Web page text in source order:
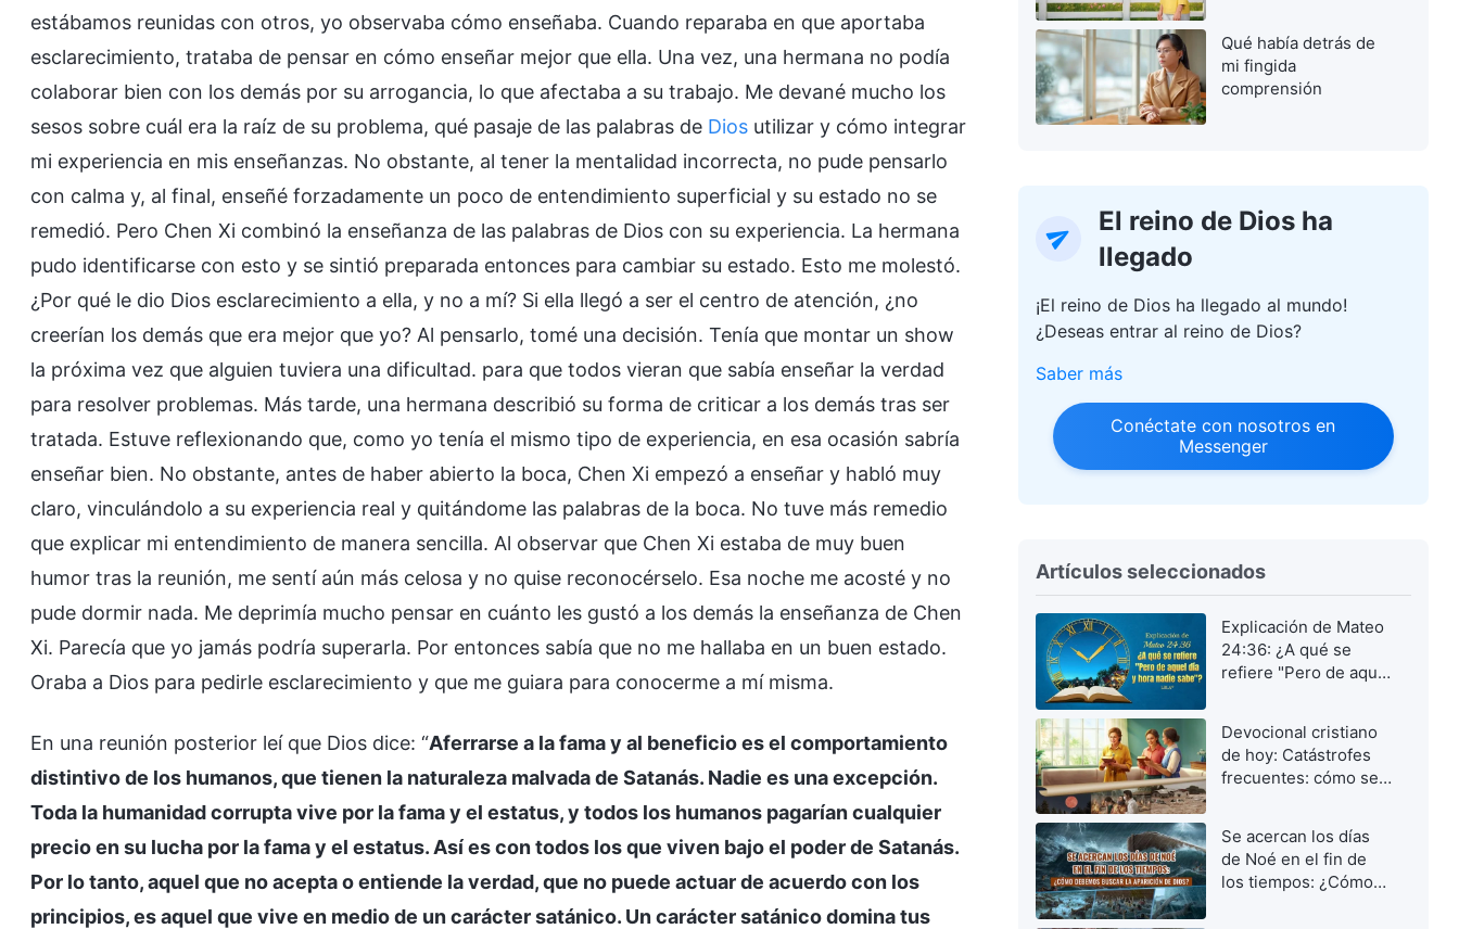
estábamos reunidas con otros, yo observaba cómo enseñaba. Cuando reparaba en que aportaba
esclarecimiento, trataba de pensar en cómo enseñar mejor que ella. Una vez, una hermana no podía
colaborar bien con los demás por su arrogancia, lo que afectaba a su trabajo. Me devané mucho los
sesos sobre cuál era la raíz de su problema, qué pasaje de las palabras de Dios utilizar y cómo integrar
mi experiencia en mis enseñanzas. No obstante, al tener la mentalidad incorrecta, no pude pensarlo
con calma y, al final, enseñé forzadamente un poco de entendimiento superficial y su estado no se
remedió. Pero Chen Xi combinó la enseñanza de las palabras de Dios con su experiencia. La hermana
pudo identificarse con esto y se sintió preparada entonces para cambiar su estado. Esto me molestó.
¿Por qué le dio Dios esclarecimiento a ella, y no a mí? Si ella llegó a ser el centro de atención, ¿no
creerían los demás que era mejor que yo? Al pensarlo, tomé una decisión. Tenía que montar un show
la próxima vez que alguien tuviera una dificultad. para que todos vieran que sabía enseñar la verdad
para resolver problemas. Más tarde, una hermana describió su forma de criticar a los demás tras ser
tratada. Estuve reflexionando que, como yo tenía el mismo tipo de experiencia, en esa ocasión sabría
enseñar bien. No obstante, antes de haber abierto la boca, Chen Xi empezó a enseñar y habló muy
claro, vinculándolo a su experiencia real y quitándome las palabras de la boca. No tuve más remedio
que explicar mi entendimiento de manera sencilla. Al observar que Chen Xi estaba de muy buen
humor tras la reunión, me sentí aún más celosa y no quise reconocérselo. Esa noche me acosté y no
pude dormir nada. Me deprimía mucho pensar en cuánto les gustó a los demás la enseñanza de Chen
Xi. Parecía que yo jamás podría superarla. Por entonces sabía que no me hallaba en un buen estado.
Oraba a Dios para pedirle esclarecimiento y que me guiara para conocerme a mí misma.
En una reunión posterior leí que Dios dice: “Aferrarse a la fama y al beneficio es el comportamiento
distintivo de los humanos, que tienen la naturaleza malvada de Satanás. Nadie es una excepción.
Toda la humanidad corrupta vive por la fama y el estatus, y todos los humanos pagarían cualquier
precio en su lucha por la fama y el estatus. Así es con todos los que viven bajo el poder de Satanás.
Por lo tanto, aquel que no acepta o entiende la verdad, que no puede actuar de acuerdo con los
principios, es aquel que vive en medio de un carácter satánico. Un carácter satánico domina tus
Qué había detrás de
mi fingida
comprensión
El reino de Dios ha
llegado
¡El reino de Dios ha llegado al mundo!
¿Deseas entrar al reino de Dios?
Saber más
Conéctate con nosotros en
Messenger
Artículos seleccionados
Explicación de Mateo
24:36: ¿A qué se
refiere "Pero de aquel
Devocional cristiano
de hoy: Catástrofes
frecuentes: cómo ser
al Señor
Se acercan los días
de Noé en el fin de
los tiempos: ¿Cómo